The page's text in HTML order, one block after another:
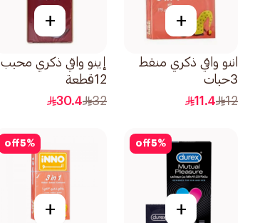
+
اننو واقي ذكري منقط
3حبات
12
11.4
+
إينو واقي ذكري محبب
12قطعة
32
30.4
5%
off
+
5%
off
+